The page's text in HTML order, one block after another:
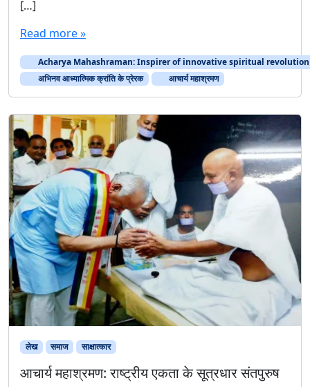
[…]
Read more »
Acharya Mahashraman: Inspirer of innovative spiritual revolution
अभिनव आध्यात्मिक क्रांति के प्रेरक
आचार्य महाश्रमण
लेख समाज साक्षात्‍कार
आचार्य महाश्रमण: राष्ट्रीय एकता के सूत्रधार संतपुरुष